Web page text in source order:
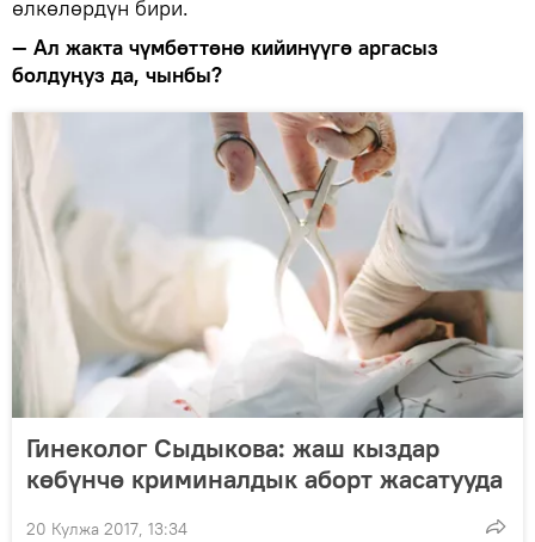
өлкөлөрдүн бири.
— Ал жакта чүмбөттөнө кийинүүгө аргасыз
болдуңуз да, чынбы?
Гинеколог Сыдыкова: жаш кыздар
көбүнчө криминалдык аборт жасатууда
20 Кулжа 2017, 13:34